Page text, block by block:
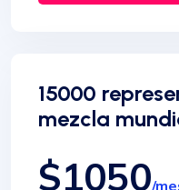
15000
mezcla
$1050/